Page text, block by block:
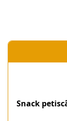
Snack